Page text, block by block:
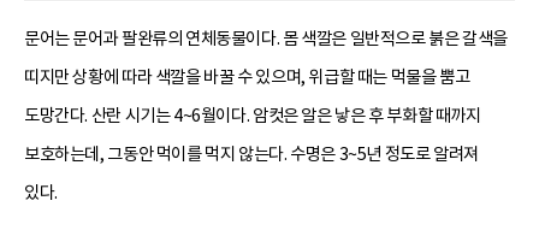
문어는 문어과 팔완류의 연체동물이다. 몸 색깔은 일반적으로 붉은 갈색을
띠지만 상황에 따라 색깔을 바꿀 수 있으며, 위급할 때는 먹물을 뿜고
도망간다. 산란 시기는 4~6월이다. 암컷은 알은 낳은 후 부화할 때까지
보호하는데, 그동안 먹이를 먹지 않는다. 수명은 3~5년 정도로 알려져
있다.